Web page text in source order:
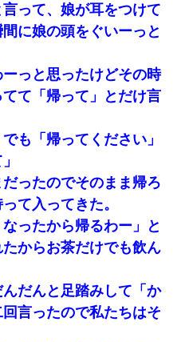
って、娘が耳をつけて
に娘の頭をぐいーっと
っと思ったけどその時
て「帰って」とだけ言
も「帰ってください」
ったのでそのまま帰ろ
て入ってきた。
ったから帰るわー」と
からお茶だけでも飲ん
だんと足踏みして「か
言ったので私たちはそ